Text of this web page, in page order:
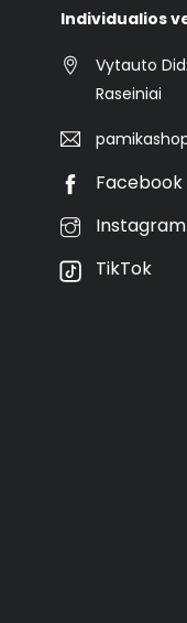
Individualios
Vytauto
Raseiniai
Facebook
Instagram
TikTok